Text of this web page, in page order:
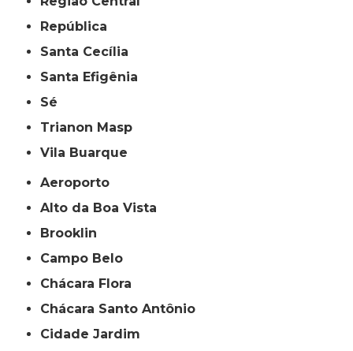
República
Santa Cecília
Santa Efigênia
Sé
Trianon Masp
Vila Buarque
Aeroporto
Alto da Boa Vista
Brooklin
Campo Belo
Chácara Flora
Chácara Santo Antônio
Cidade Jardim